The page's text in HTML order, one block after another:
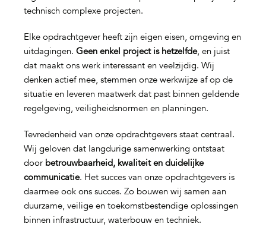
technisch complexe projecten.
Elke opdrachtgever heeft zijn eigen eisen, omgeving en
uitdagingen. Geen enkel project is hetzelfde, en juist
dat maakt ons werk interessant en veelzijdig. Wij
denken actief mee, stemmen onze werkwijze af op de
situatie en leveren maatwerk dat past binnen geldende
regelgeving, veiligheidsnormen en planningen.
Tevredenheid van onze opdrachtgevers staat centraal.
Wij geloven dat langdurige samenwerking ontstaat
door betrouwbaarheid, kwaliteit en duidelijke
communicatie. Het succes van onze opdrachtgevers is
daarmee ook ons succes. Zo bouwen wij samen aan
duurzame, veilige en toekomstbestendige oplossingen
binnen infrastructuur, waterbouw en techniek.